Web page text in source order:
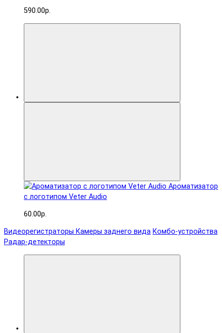
590.00р.
Ароматизатор
с логотипом Veter Audio
60.00р.
Видеорегистраторы Камеры заднего вида Комбо-устройства
Радар-детекторы